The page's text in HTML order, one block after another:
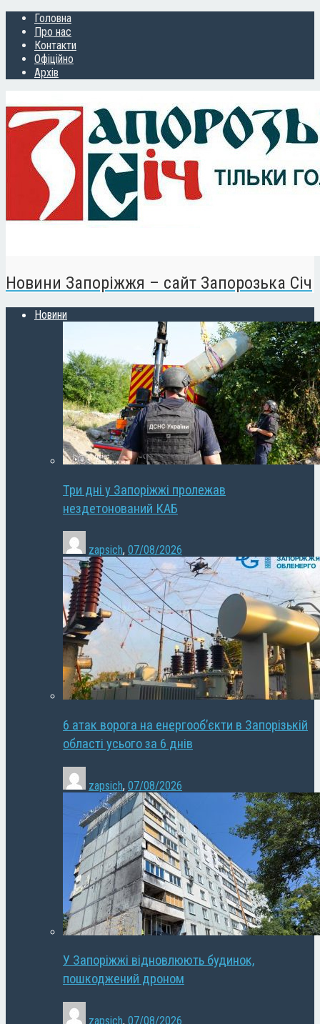
Головна
Про нас
Контакти
Офіційно
Архів
Новини Запоріжжя – сайт Запорозька Січ
Новини
Три дні у Запоріжжі пролежав
нездетонований КАБ
zapsich, 07/08/2026
6 атак ворога на енергооб’єкти в Запорізькій
області усього за 6 днів
zapsich, 07/08/2026
У Запоріжжі відновлюють будинок,
пошкоджений дроном
zapsich, 07/08/2026